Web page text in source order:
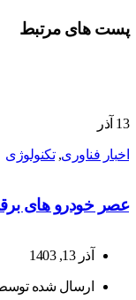
پست های مرتبط
13 آذر
اخبار فناوری,تکنولوژی
عصر خودرو های
آذر 13, 1403
ارسال شده